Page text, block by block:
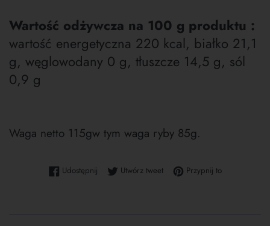
Wartość odżywcza na 100 g produktu :
wartość energetyczna 220 kcal, białko 21,1
g, węglowodany 0 g, tłuszcze 14,5 g, sól
0,9 g
Waga netto 115gw tym waga ryby 85g.
UdostępnijUdostępnij na Facebooku
Utwórz tweetTweetuj na Twitterze
Przypnij toPrzypnij do